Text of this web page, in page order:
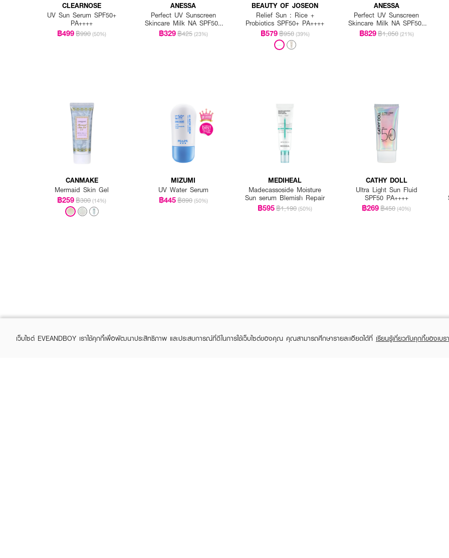
CLEARNOSE
UV Sun Serum SPF50+
PA++++
฿499฿990 (50%)
ANESSA
Perfect UV Sunscreen
Skincare Milk NA SPF50+
PA++++
฿329฿425 (23%)
BEAUTY OF JOSEON
Relief Sun : Rice +
Probiotics SPF50+ PA++++
฿579฿950 (39%)
ANESSA
Perfect UV Sunscreen
Skincare Milk NA SPF50+
PA++++
฿829฿1,050 (21%)
CANMAKE
Mermaid Skin Gel
฿259฿300 (14%)
MIZUMI
UV Water Serum
฿445฿890 (50%)
MEDIHEAL
Madecassoside Moisture
Sun serum Blemish Repair
฿595฿1,190 (50%)
CATHY DOLL
Ultra Light Sun Fluid
SPF50 PA++++
฿269฿450 (40%)
เว็บไซต์ EVEANDBOY เราใช้คุกกี้เพื่อพัฒนาประสิทธิภาพ และประสบการณ์ที่ดีในการใช้เว็บไซต์ของคุณ คุณสามารถศึกษารายละเอียดได้ที่ เรียนรู้เกี่ยวกับคุกกี้ของเบร